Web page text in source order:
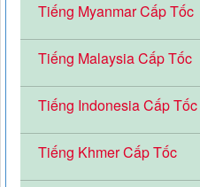
Tiếng Myanmar Cấp Tốc
Tiếng Malaysia Cấp Tốc
Tiếng Indonesia Cấp Tốc
Tiếng Khmer Cấp Tốc